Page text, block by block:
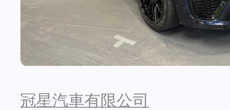
冠星汽車有限公司